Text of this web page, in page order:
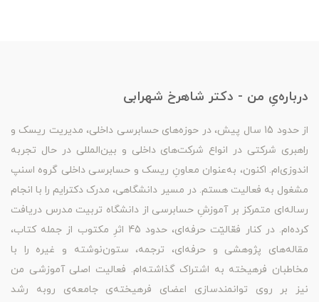
درباره‌یِ من - دکتر شاهرخ شهرابی
از حدود 15 سال پیش، در حوزه‌های حسابرسی داخلی، مدیریت ریسک و
راهبری شرکتی در انواع شرکت‌های داخلی و بین‌المللی در حال تجربه
اندوزی‌ام. اکنون، به‌عنوان معاونِ ریسک و حسابرسی داخلی گروه اسنپ
مشغول به فعالیت هستم. در مسیر دانشگاهی، مدرک دکترایم را با انجام
رساله‌ای متمرکز بر آموزشِ حسابرسی از دانشگاه تربیت مدرس دریافت
کرده‌ام. در کنار فعّالیّت حرفه‌ای، حدود 45 اثرِ مکتوب از جمله کتاب،
مقاله‌های پژوهشی و حرفه‌ای، ترجمه، ستون‌نوشته و غیره را با
مخاطبان فرهیخته به اشتراک گذاشته‌ام. فعالیت اصلی آموزشی من
نیز بر روی توانمندسازی اعضای فرهیخته‌ی جامعه‌ی روبه رشد